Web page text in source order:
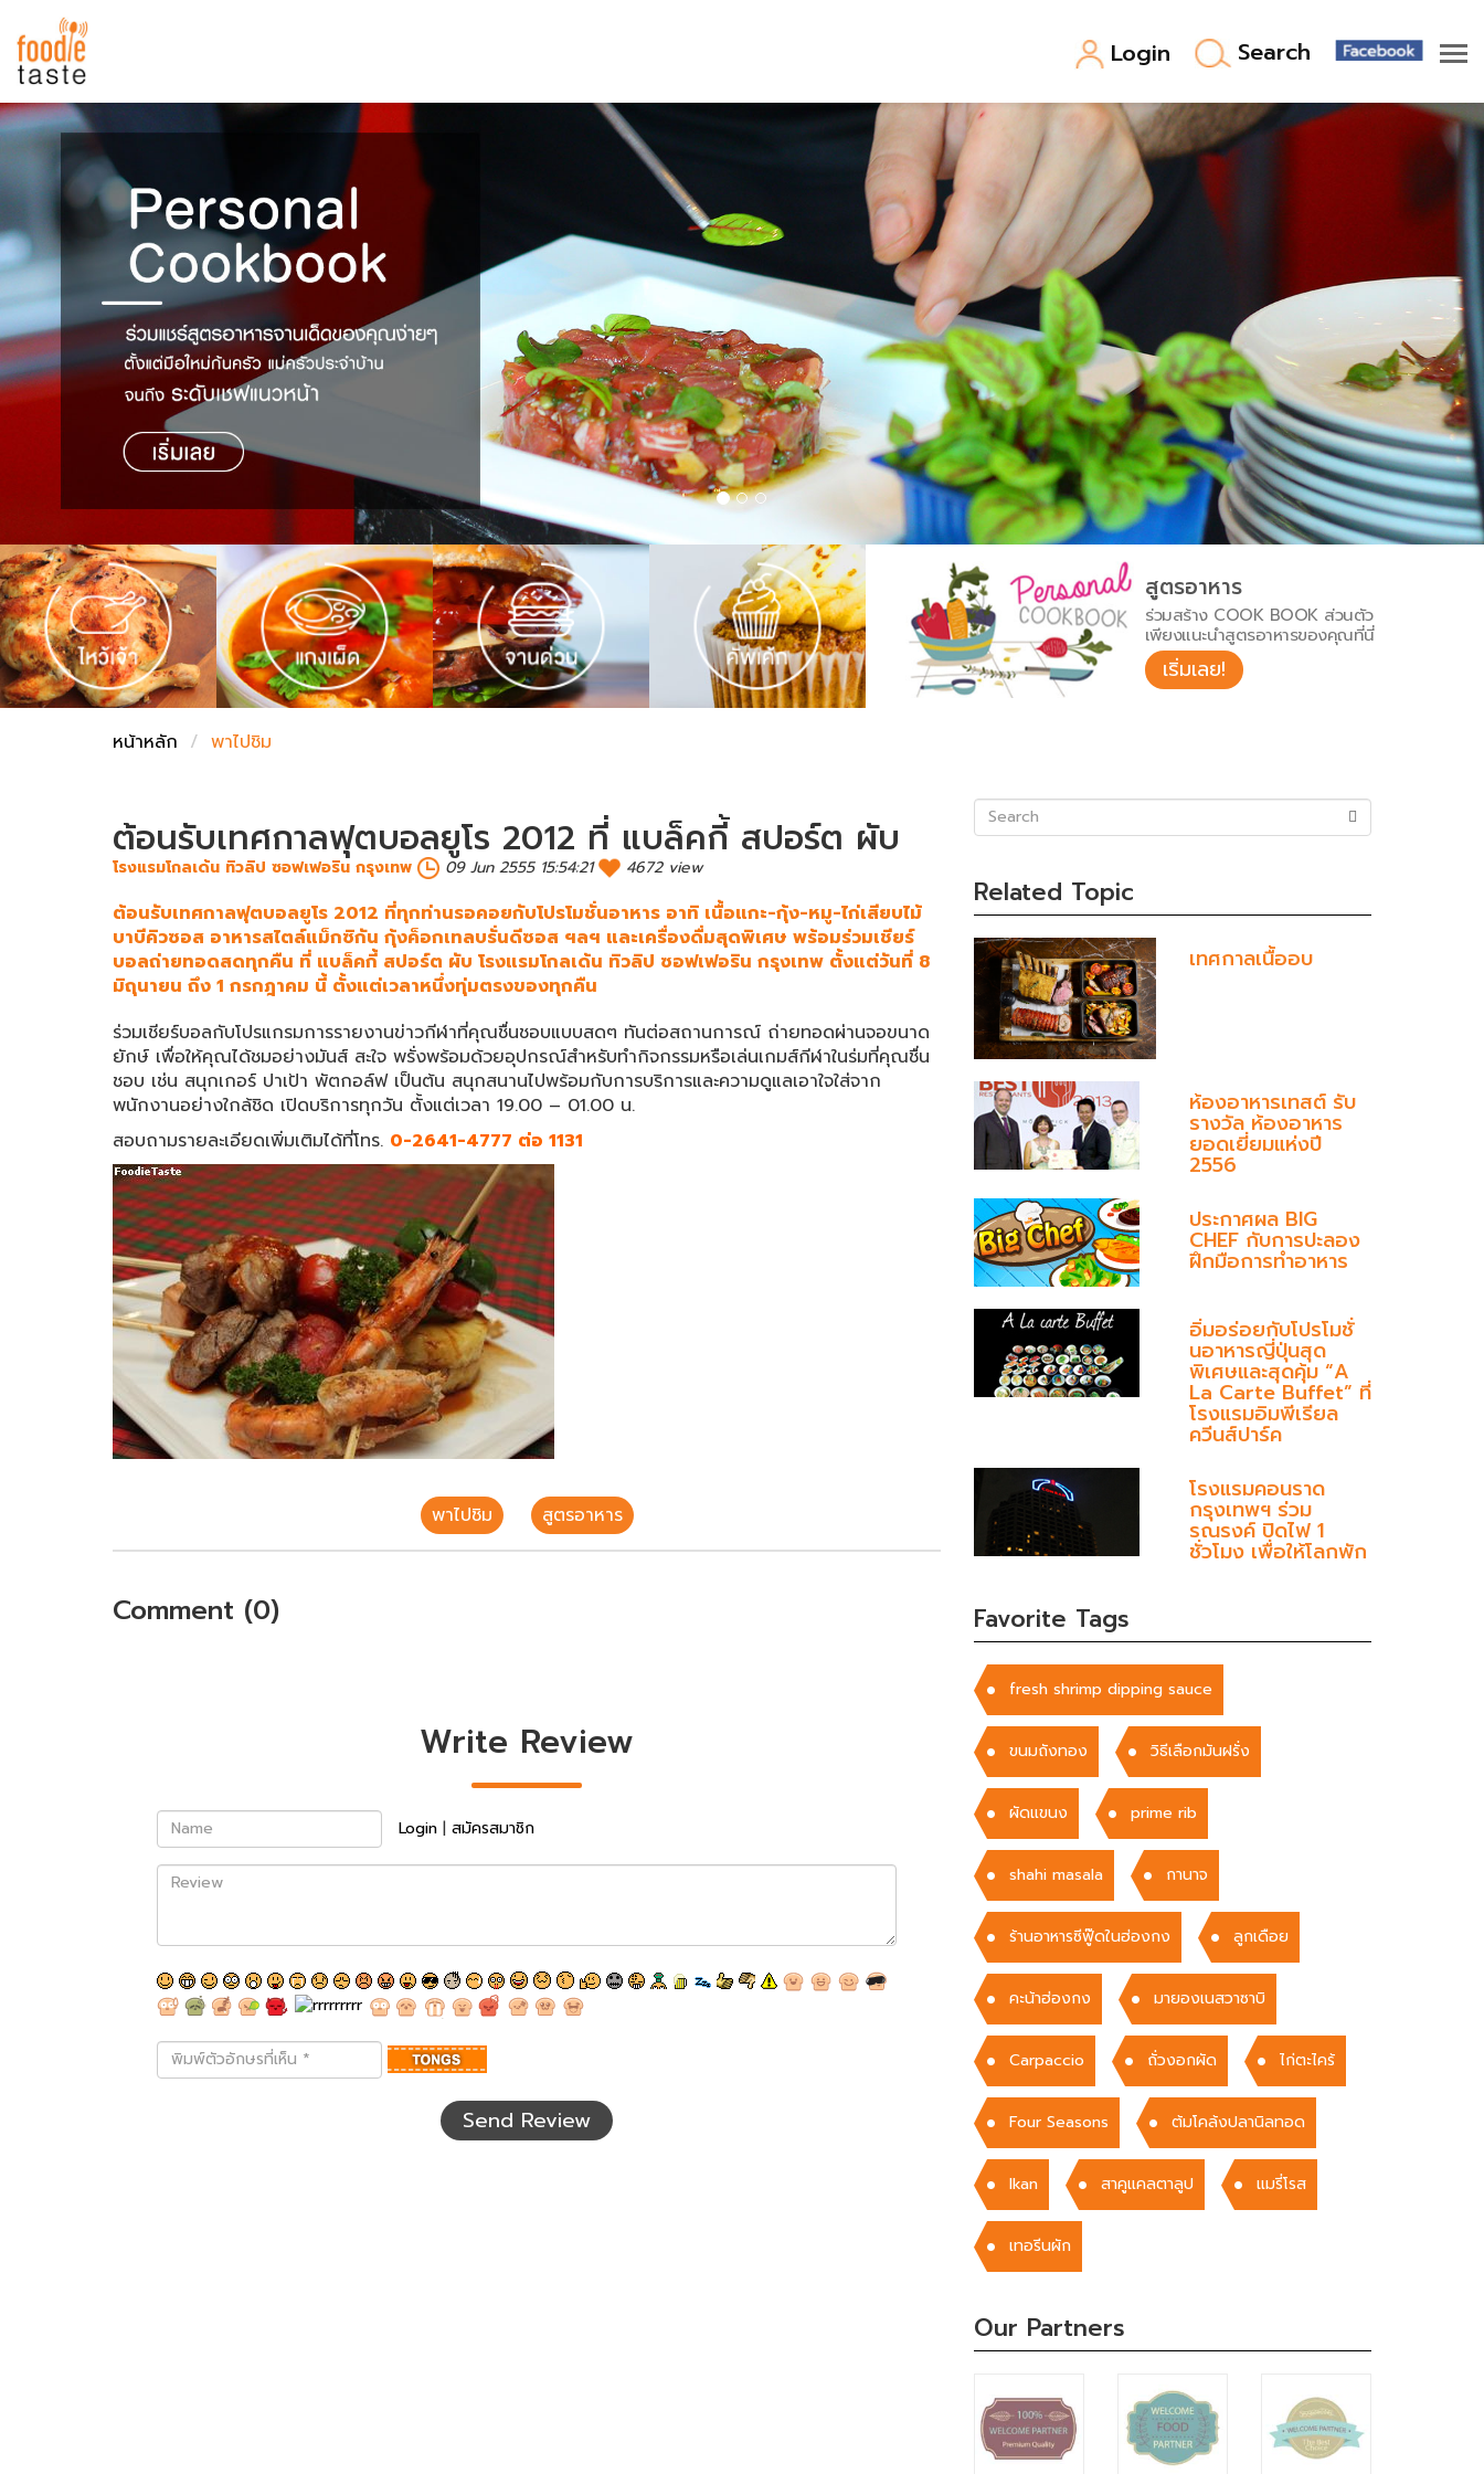
Login Search
สูตรอาหาร
สูตรอาหารล่าสุด
Top Foodie
พาไปชิม
สารพันก้นครัว
เคล็ดลับน่ารู้
เปรียบเทียบหน่วยการตวง
เปรียบเทียบอุณหภูมิ
เปรียบเทียบน้ำหนักวัตถุดิบ
ชั่งตวงเนย
FoodPedia
สร้าง Cookbook
สูตรอาหาร
ร่วมสร้าง COOK BOOK ส่วนตัว
เพียงแนะนำสูตรอาหารของคุณที่นี่
เริ่มเลย!
หน้าหลัก พาไปชิม
ต้อนรับเทศกาลฟุตบอลยูโร 2012 ที่ แบล็คกี้ สปอร์ต ผับ
โรงแรมโกลเด้น ทิวลิป ซอฟเฟอริน กรุงเทพ 09 Jun 2555 15:54:21 4672 view
ต้อนรับเทศกาลฟุตบอลยูโร 2012 ที่ทุกท่านรอคอยกับโปรโมชั่นอาหาร อาทิ เนื้อแกะ-กุ้ง-หมู-ไก่เสียบไม้
บาบีคิวซอส อาหารสไตล์แม็กซิกัน กุ้งค็อกเทลบรั่นดีซอส ฯลฯ และเครื่องดื่มสุดพิเศษ พร้อมร่วมเชียร์
บอลถ่ายทอดสดทุกคืน ที่ แบล็คกี้ สปอร์ต ผับ โรงแรมโกลเด้น ทิวลิป ซอฟเฟอริน กรุงเทพ ตั้งแต่วันที่ 8
มิถุนายน ถึง 1 กรกฎาคม นี้ ตั้งแต่เวลาหนึ่งทุ่มตรงของทุกคืน
ร่วมเชียร์บอลกับโปรแกรมการรายงานข่าวกีฬาที่คุณชื่นชอบแบบสดๆ ทันต่อสถานการณ์ ถ่ายทอดผ่านจอขนาด
ยักษ์ เพื่อให้คุณได้ชมอย่างมันส์ สะใจ พรั่งพร้อมด้วยอุปกรณ์สำหรับทำกิจกรรมหรือเล่นเกมส์กีฬาในร่มที่คุณชื่น
ชอบ เช่น สนุกเกอร์ ปาเป้า พัตกอล์ฟ เป็นต้น สนุกสนานไปพร้อมกับการบริการและความดูแลเอาใจใส่จาก
พนักงานอย่างใกล้ชิด เปิดบริการทุกวัน ตั้งแต่เวลา 19.00 – 01.00 น.
สอบถามรายละเอียดเพิ่มเติมได้ที่โทร. 0-2641-4777 ต่อ 1131
พาไปชิม สูตรอาหาร
Comment (0)
Write Review
Name Login | สมัครสมาชิก
Review
พิมพ์
ตัว
Send Review
Related Topic
เทศกาลเนื้ออบ
ห้องอาหารเทสต์ รับ
รางวัล ห้องอาหาร
ยอดเยี่ยมแห่งปี
2556
ประกาศผล BIG
CHEF กับการปะลอง
ฝึกมือการทำอาหาร
อิ่มอร่อยกับโปรโมชั่
นอาหารญี่ปุ่นสุด
พิเศษและสุดคุ้ม “A
La Carte Buffet” ที่
โรงแรมอิมพีเรียล
ควีนส์ปาร์ค
โรงแรมคอนราด
กรุงเทพฯ ร่วม
รณรงค์ ปิดไฟ 1
ชั่วโมง เพื่อให้โลกพัก
Favorite Tags
fresh shrimp dipping sauce
ขนมถังทอง วิธีเลือกมันฝรั่ง
ผัดแขนง prime rib
shahi masala กานาจ
ร้านอาหารซีฟู๊ดในฮ่องกง ลูกเดือย
คะน้าฮ่องกง มายองเนสวาซาบิ
Carpaccio ถั่วงอกผัด ไก่ตะไคร้
Four Seasons ต้มโคล้งปลานิลทอด
Ikan สาคูแคลตาลูป แมรี่โรส
เทอรีนผัก
Our Partners